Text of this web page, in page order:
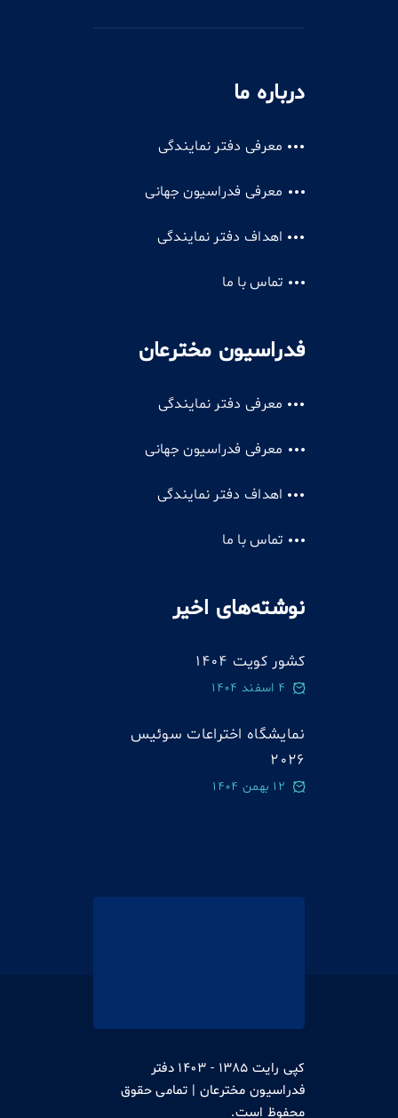
درباره ما
معرفی دفتر نمایندگی
معرفی فدراسیون جهانی
اهداف دفتر نمایندگی
تماس با ما
فدراسیون مخترعان
معرفی دفتر نمایندگی
معرفی فدراسیون جهانی
اهداف دفتر نمایندگی
تماس با ما
نوشته‌های اخیر
کشور کویت 1404
4 اسفند 1404
نمایشگاه اختراعات سوئيس
2026
12 بهمن 1404
کپی رایت 1385 - 1403 دفتر
فدراسیون مخترعان | تمامی حقوق
محفوظ است.